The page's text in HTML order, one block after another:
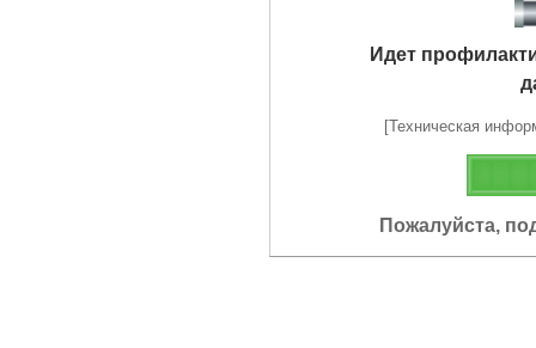
Идет
[Техническая
Пожалуйста,